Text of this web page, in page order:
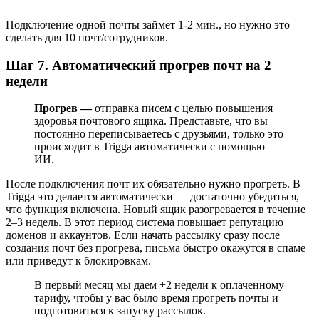
Подключение одной почты займет 1-2 мин., но нужно это
сделать для 10 почт/сотрудников.
Шаг 7. Автоматический прогрев почт на 2
недели
Прогрев —отправка писем с целью повышения
здоровья почтового ящика. Представьте, что вы
постоянно переписываетесь с друзьями, только это
происходит в Trigga автоматически с помощью
ИИ.
После подключения почт их обязательно нужно прогреть. В
Trigga это делается автоматически — достаточно убедиться,
что функция включена. Новый ящик разогревается в течение
2–3 недель. В этот период система повышает репутацию
доменов и аккаунтов. Если начать рассылку сразу после
создания почт без прогрева, письма быстро окажутся в спаме
или приведут к блокировкам.
В первый месяц мы даем +2 недели к оплаченному
тарифу, чтобы у вас было время прогреть почты и
подготовиться к запуску рассылок.